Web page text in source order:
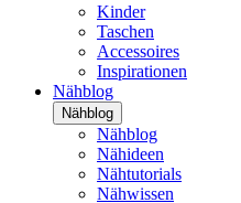
Kinder
Taschen
Accessoires
Inspirationen
Nähblog
Nähblog
Nähblog
Nähideen
Nähtutorials
Nähwissen